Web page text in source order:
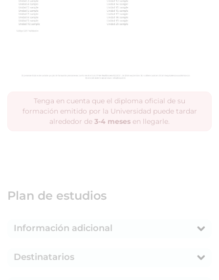
Tenga en cuenta que el diploma oficial de su
formación emitido por la Universidad puede tardar
alrededor de 3-4 meses en llegarle.
Plan de estudios
Información adicional
Destinatarios